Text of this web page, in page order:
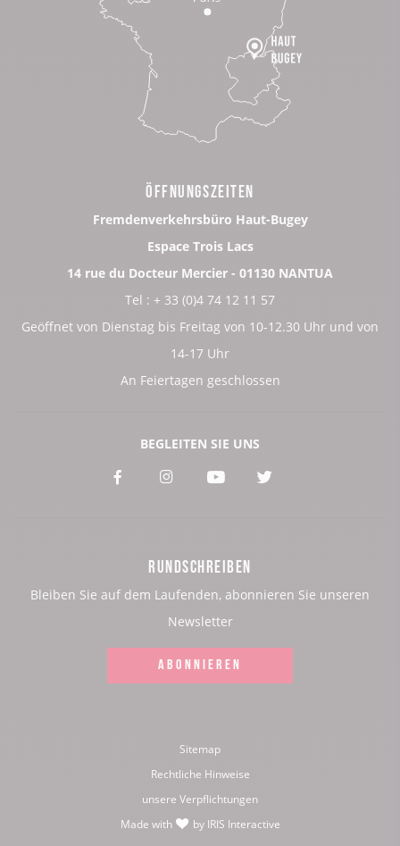
ÖFFNUNGSZEITEN
Fremdenverkehrsbüro Haut-Bugey
Espace Trois Lacs
14 rue du Docteur Mercier - 01130 NANTUA
Tel : + 33 (0)4 74 12 11 57
Geöffnet von Dienstag bis Freitag von 10-12.30 Uhr und von
14-17 Uhr
An Feiertagen geschlossen
BEGLEITEN SIE UNS
Voir
Facebook
Voir
Instagram
Voir
Youtube
Voir
RUNDSCHREIBEN
Bleiben Sie auf dem Laufenden, abonnieren Sie unseren
Newsletter
ABONNIEREN
Sitemap
Rechtliche Hinweise
unsere Verpflichtungen
Made with
by IRIS Interactive